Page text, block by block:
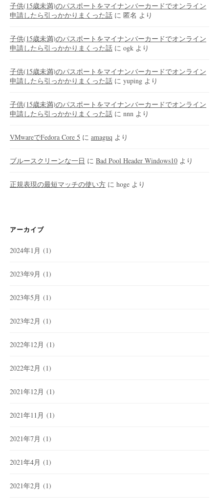
子供(15歳未満)のパスポートをマイナンバーカードでオンライン
申請したら引っかかりまくった話 に 匿名 より
子供(15歳未満)のパスポートをマイナンバーカードでオンライン
申請したら引っかかりまくった話 に ogk より
子供(15歳未満)のパスポートをマイナンバーカードでオンライン
申請したら引っかかりまくった話 に yuping より
子供(15歳未満)のパスポートをマイナンバーカードでオンライン
申請したら引っかかりまくった話 に nnn より
VMwareでFedora Core 5 に amaguq より
ブルースクリーンな一日 に Bad Pool Header Windows10 より
正規表現の最短マッチの使い方 に hoge より
アーカイブ
2024年1月 (1)
2023年9月 (1)
2023年5月 (1)
2023年2月 (1)
2022年12月 (1)
2022年2月 (1)
2021年12月 (1)
2021年11月 (1)
2021年7月 (1)
2021年4月 (1)
2021年2月 (1)